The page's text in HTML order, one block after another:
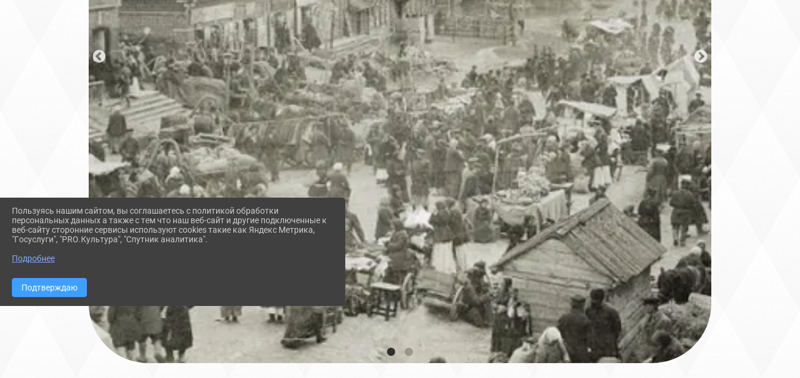
Пользуясь нашим сайтом, вы соглашаетесь с политикой обработки
персональных данных а также с тем что наш веб-сайт и другие подключенные к
веб-сайту сторонние сервисы используют cookies такие как Яндекс Метрика,
"Госуслуги", "PRO.Культура", "Спутник аналитика".
Подробнее
Подтверждаю